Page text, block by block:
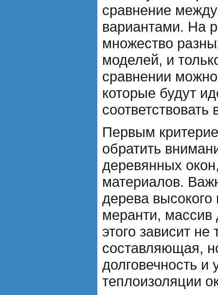
сравнение
вариантами. На
множество
моделей, и
сравнении
которые будут
Первым
обратить
деревянных
материалов.
дерева высокого
меранти,
этого зависит не
составляющая,
долговечность и
теплоизоляции